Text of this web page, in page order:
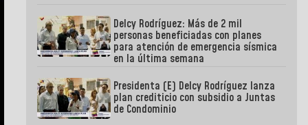
Delcy Rodríguez: Más de 2 mil
personas beneficiadas con planes
para atención de emergencia sísmica
en la última semana
Presidenta (E) Delcy Rodríguez lanza
plan crediticio con subsidio a Juntas
de Condominio